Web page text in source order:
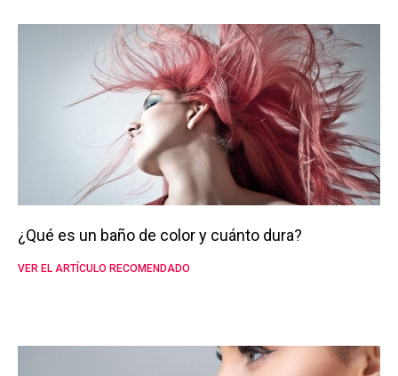
¿Qué es un baño de color y cuánto dura?
VER EL ARTÍCULO RECOMENDADO